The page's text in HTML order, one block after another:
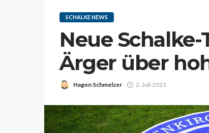
SCHALKE NEWS
Neue
Ärger über
Hagen Schmelzer 2. Juli 2021